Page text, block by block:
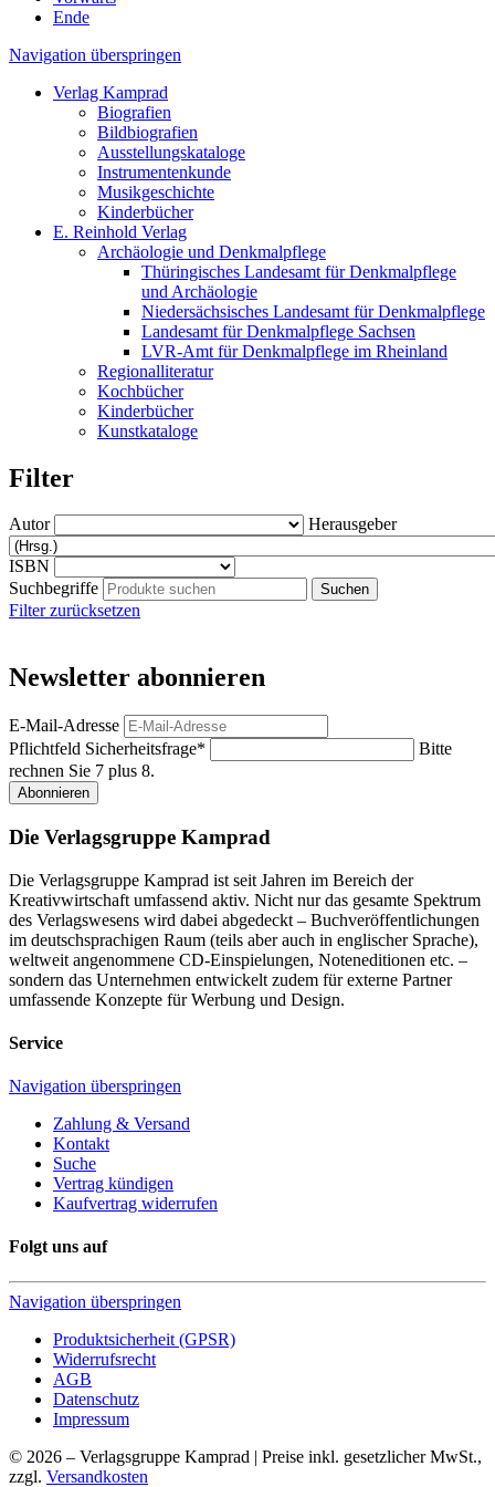
Ende
Navigation überspringen
Verlag Kamprad
Biografien
Bildbiografien
Ausstellungskataloge
Instrumentenkunde
Musikgeschichte
Kinderbücher
E. Reinhold Verlag
Archäologie und Denkmalpflege
Thüringisches Landesamt für Denkmalpflege
und Archäologie
Niedersächsisches Landesamt für Denkmalpflege
Landesamt für Denkmalpflege Sachsen
LVR-Amt für Denkmalpflege im Rheinland
Regionalliteratur
Kochbücher
Kinderbücher
Kunstkataloge
Filter
Autor Herausgeber
ISBN
Suchbegriffe
Filter zurücksetzen
Newsletter abonnieren
E-Mail-Adresse
Pflichtfeld Sicherheitsfrage*
Bitte
rechnen Sie 7 plus 8.
Abonnieren
Die Verlagsgruppe Kamprad
Die Verlagsgruppe Kamprad ist seit Jahren im Bereich der
Kreativwirtschaft umfassend aktiv. Nicht nur das gesamte Spektrum
des Verlagswesens wird dabei abgedeckt – Buchveröffentlichungen
im deutschsprachigen Raum (teils aber auch in englischer Sprache),
weltweit angenommene CD-Einspielungen, Noteneditionen etc. –
sondern das Unternehmen entwickelt zudem für externe Partner
umfassende Konzepte für Werbung und Design.
Service
Navigation überspringen
Zahlung & Versand
Kontakt
Suche
Vertrag kündigen
Kaufvertrag widerrufen
Folgt uns auf
Navigation überspringen
Produktsicherheit (GPSR)
Widerrufsrecht
AGB
Datenschutz
Impressum
© 2026 – Verlagsgruppe Kamprad | Preise inkl. gesetzlicher MwSt.,
zzgl. Versandkosten